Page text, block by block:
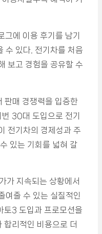
에 이용 후기를 남기
수 있다. 전기차를 처음
보고 경험을 공유할 수
판매 경쟁력을 입증한
30대 도입으로 전기
전기차의 경제성과 주
있는 기회를 넓혀 갈
가 지속되는 상황에서
여줄 수 있는 실질적인
토3 도입과 프로모션을
합리적인 비용으로 더